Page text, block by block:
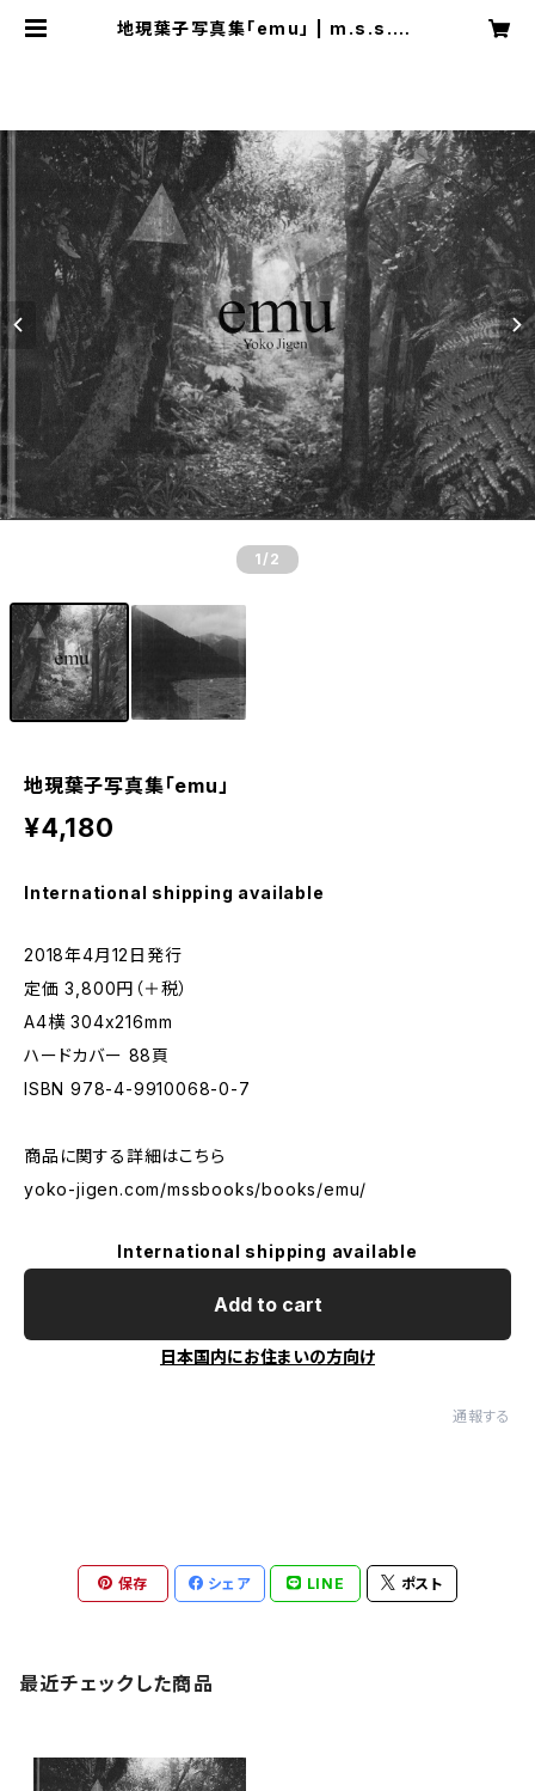
地現葉子写真集「emu」 | m.s.s.bo
1 /2
地現葉子写真集「emu」
¥4,180
International shipping available
2018年4月12日発行
定価 3,800円（＋税）
A4横 304x216mm
ハードカバー 88頁
ISBN 978-4-9910068-0-7
商品に関する詳細はこちら
yoko-jigen.com/mssbooks/books/emu/
International shipping available
Add to cart
日本国内にお住まいの方向け
通報する
保存 シェア LINE ポスト
最近チェックした商品